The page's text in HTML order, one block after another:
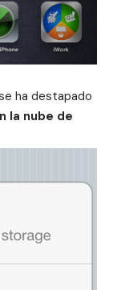
ha destapado
la nube de